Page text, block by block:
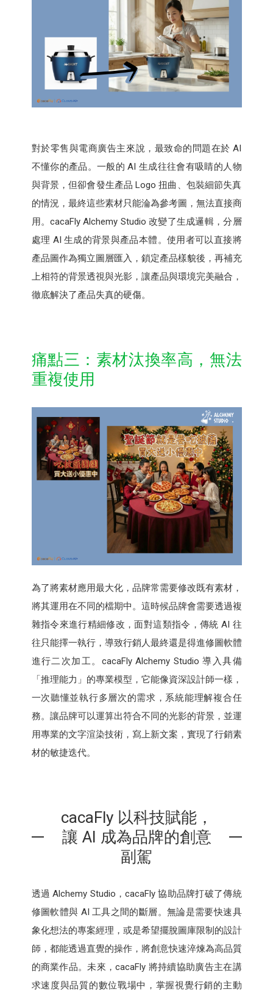
對於零售與電商廣告主來說，最致命的問題在於 AI
不懂你的產品。一般的 AI 生成往往會有吸睛的人物
與背景，但卻會發生產品 Logo 扭曲、包裝細節失真
的情況，最終這些素材只能淪為參考圖，無法直接商
用。cacaFly Alchemy Studio 改變了生成邏輯，分層
處理 AI 生成的背景與產品本體。使用者可以直接將
產品圖作為獨立圖層匯入，鎖定產品樣貌後，再補充
上相符的背景透視與光影，讓產品與環境完美融合，
徹底解決了產品失真的硬傷。
痛點三：素材汰換率高，無法
重複使用
為了將素材應用最大化，品牌常需要修改既有素材，
將其運用在不同的檔期中。這時候品牌會需要透過複
雜指令來進行精細修改，面對這類指令，傳統 AI 往
往只能擇一執行，導致行銷人最終還是得進修圖軟體
進行二次加工。cacaFly Alchemy Studio 導入具備
「推理能力」的專業模型，它能像資深設計師一樣，
一次聽懂並執行多層次的需求，系統能理解複合任
務。讓品牌可以運算出符合不同的光影的背景，並運
用專業的文字渲染技術，寫上新文案，實現了行銷素
材的敏捷迭代。
cacaFly 以科技賦能，
讓 AI 成為品牌的創意
副駕
透過 Alchemy Studio，cacaFly 協助品牌打破了傳統
修圖軟體與 AI 工具之間的斷層。無論是需要快速具
象化想法的專案經理，或是希望擺脫圖庫限制的設計
師，都能透過直覺的操作，將創意快速淬煉為高品質
的商業作品。未來，cacaFly 將持續協助廣告主在講
求速度與品質的數位戰場中，掌握視覺行銷的主動